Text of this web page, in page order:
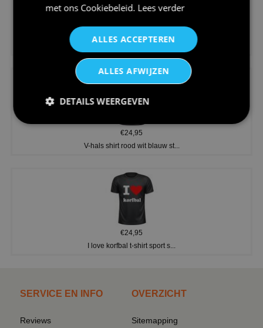
€24,95
V-hals shirt rood wit blauw st...
€24,95
I love korfbal t-shirt sport s...
SERVICE EN INFO
Reviews
OVERZICHT
Sitemapping
met ons Cookiebeleid. Lees verder
ALLES ACCEPTEREN
ALLES AFWIJZEN
DETAILS WEERGEVEN